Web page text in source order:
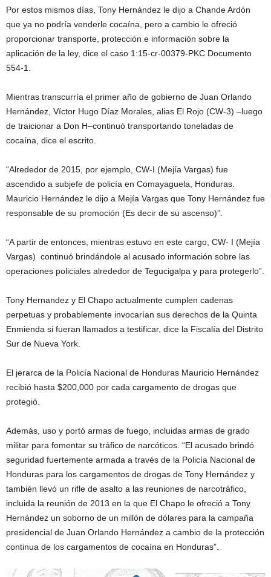
Por estos mismos días, Tony Hernández le dijo a Chande Ardón
que ya no podría venderle cocaína, pero a cambio le ofreció
proporcionar transporte, protección e información sobre la
aplicación de la ley, dice el caso 1:15-cr-00379-PKC Documento
554-1.
Mientras transcurría el primer año de gobierno de Juan Orlando
Hernández, Víctor Hugo Díaz Morales, alias El Rojo (CW-3) –luego
de traicionar a Don H–continuó transportando toneladas de
cocaína, dice el escrito.
“Alrededor de 2015, por ejemplo, CW-I (Mejía Vargas) fue
ascendido a subjefe de policía en Comayaguela, Honduras.
Mauricio Hernández le dijo a Mejía Vargas que Tony Hernández fue
responsable de su promoción (Es decir de su ascenso)”.
“A partir de entonces, mientras estuvo en este cargo, CW- I (Mejía
Vargas) continuó brindándole al acusado información sobre las
operaciones policiales alrededor de Tegucigalpa y para protegerlo”.
Tony Hernandez y El Chapo actualmente cumplen cadenas
perpetuas y probablemente invocarían sus derechos de la Quinta
Enmienda si fueran llamados a testificar, dice la Fiscalía del Distrito
Sur de Nueva York.
El jerarca de la Policía Nacional de Honduras Mauricio Hernández
recibió hasta $200,000 por cada cargamento de drogas que
protegió.
Además, uso y portó armas de fuego, incluidas armas de grado
militar para fomentar su tráfico de narcóticos. “El acusado brindó
seguridad fuertemente armada a través de la Policía Nacional de
Honduras para los cargamentos de drogas de Tony Hernández y
también llevó un rifle de asalto a las reuniones de narcotráfico,
incluida la reunión de 2013 en la que El Chapo le ofreció a Tony
Hernández un soborno de un millón de dólares para la campaña
presidencial de Juan Orlando Hernández a cambio de la protección
continua de los cargamentos de cocaína en Honduras”.